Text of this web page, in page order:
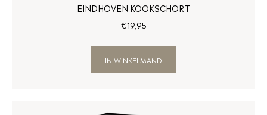
EINDHOVEN KOOKSCHORT
€19, 95
IN WINKELMAND